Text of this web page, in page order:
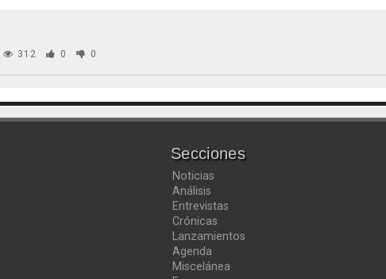
312 0 0
Secciones
Noticias
Análisis
Entrevistas
Crónicas
Lanzamientos
Agenda
Miscelánea